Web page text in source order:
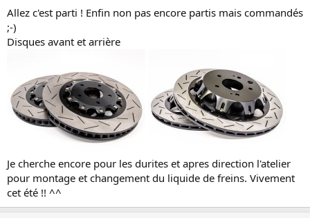
a
i
s
s
i
u
Allez c'est parti ! Enfin non pas encore partis mais commandés
;-)
Disques avant et arrière
Je cherche encore pour les durites et apres direction l'atelier
pour montage et changement du liquide de freins. Vivement
cet été !! ^^